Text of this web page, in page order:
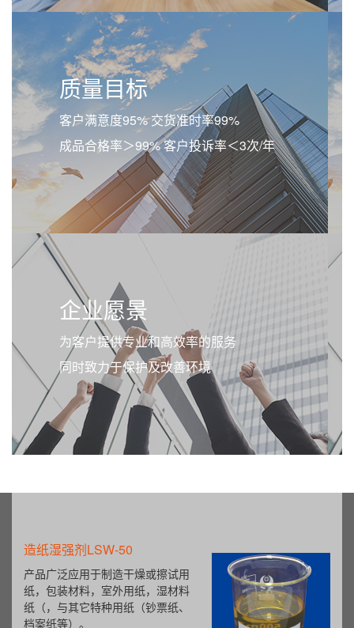
质量目标
客户满意度95% 交货准时率99%
成品合格率＞99% 客户投诉率＜3次/年
企业愿景
为客户提供专业和高效率的服务
同时致力于保护及改善环境
造纸湿强剂LSW-50
产品广泛应用于制造干燥或擦试用
纸，包装材料，室外用纸，湿材料
纸（，与其它特种用纸（钞票纸、
档案纸等）。